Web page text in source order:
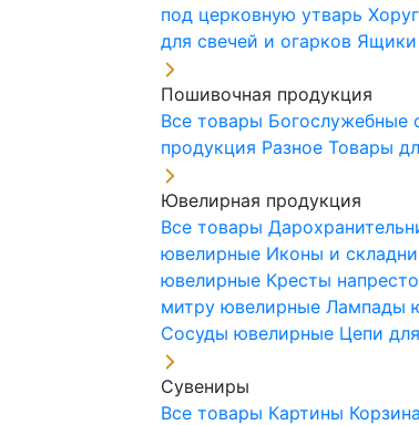
под церковную утварь
для свечей и огарков Ящики
Пошивочная продукция
Все товары Богослужебные
продукция РазноеТовары
Ювелирная продукция
Все товары
ювелирные Иконы и
ювелирные Кресты
митру ювелирныеЛампады
Сосуды ювелирные Цепи
Сувениры
Все товары Картины